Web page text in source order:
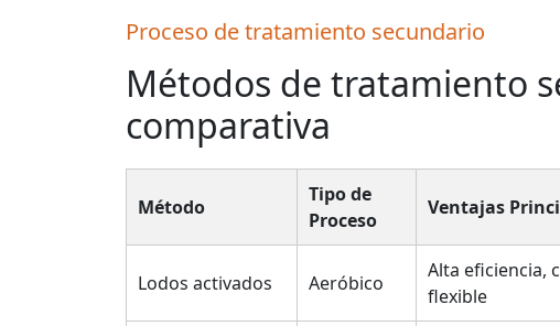
Proceso de tratamiento secundario
Métodos de tratamiento
comparativa
Método
Tipo de
Proceso
Ventajas
Lodos activados Aeróbico
Alta eficiencia,
flexible